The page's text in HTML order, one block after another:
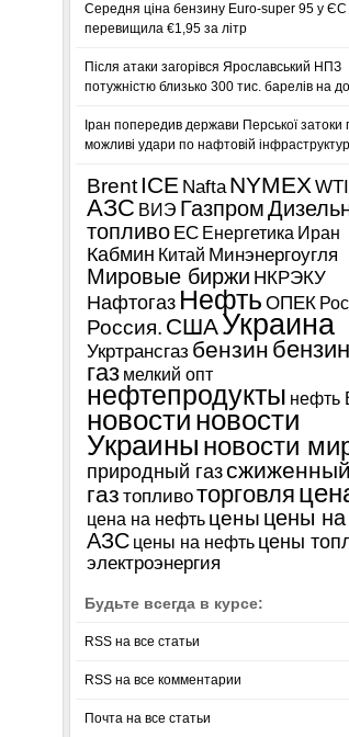
Середня ціна бензину Euro-super 95 у ЄС
перевищила €1,95 за літр
Після атаки загорівся Ярославський НПЗ
потужністю близько 300 тис. барелів на
Іран попередив держави Перської затоки
можливі удари по нафтовій
Brent ICE Nafta NYMEXWTI
АЗС ВИЭ Газпром
топливо ЕС Енергетика Иран
Кабмин Китай Минэнергоугля
Мировые биржи НКРЭКУ
Нафтогаз Нефть ОПЕК
Россия. СШАУкраина
Укртрансгаз бензин
газ мелкий опт
нефтепродукты нефть
новости новости
Украины новости
природный газсжиженный
газ топливоторговля
цена на нефть цены цены на
АЗС цены на нефть цены
электроэнергия
Будьте всегда в курсе:
RSS на все статьи
RSS на все комментарии
Почта на все статьи